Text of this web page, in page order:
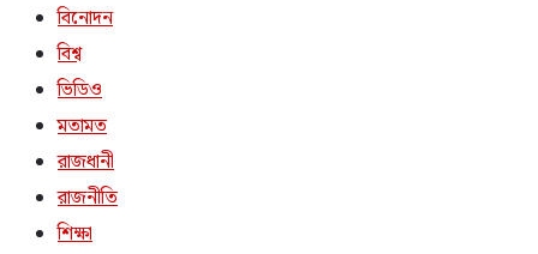
বিনোদন
বিশ্ব
ভিডিও
মতামত
রাজধানী
রাজনীতি
শিক্ষা